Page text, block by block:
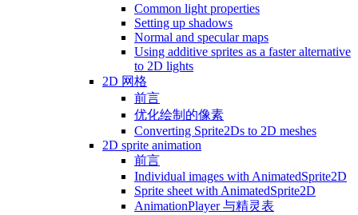
Common light properties
Setting up shadows
Normal and specular maps
Using additive sprites as a faster alternative
to 2D lights
2D 网格
前言
优化绘制的像素
Converting Sprite2Ds to 2D meshes
2D sprite animation
前言
Individual images with AnimatedSprite2D
Sprite sheet with AnimatedSprite2D
AnimationPlayer 与精灵表